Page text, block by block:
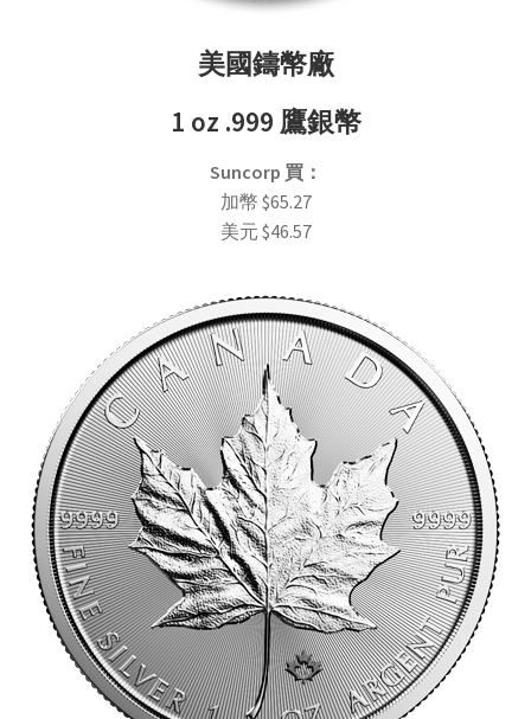
美國鑄幣廠
1 oz .999 鷹銀幣
Suncorp 買：
加幣 $65.27
美元 $46.57